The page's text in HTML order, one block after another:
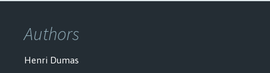
Authors
Henri Dumas